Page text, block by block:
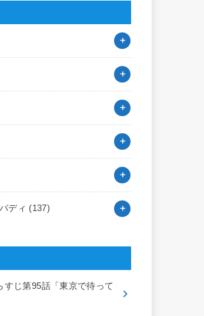
ディ (137)
すじ第95話「東京で待って